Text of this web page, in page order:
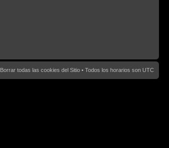
Borrar todas las cookies del Sitio • Todos los horarios son UTC